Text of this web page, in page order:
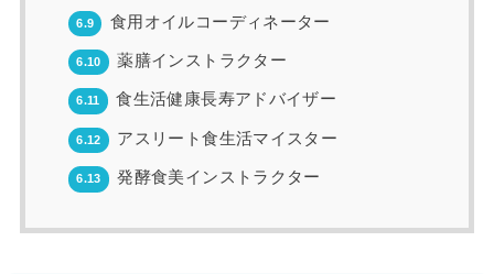
6.9 食用オイルコーディネーター
6.10 薬膳インストラクター
6.11 食生活健康長寿アドバイザー
6.12 アスリート食生活マイスター
6.13 発酵食美インストラクター